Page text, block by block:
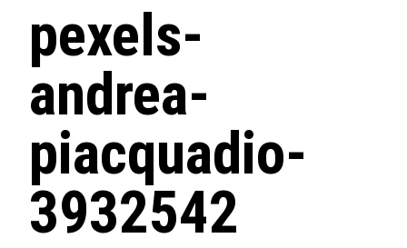
pexels-
andrea-
piacquadio-
3932542